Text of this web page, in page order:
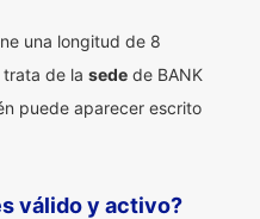
una longitud de 8
de la sede de BANK
puede aparecer escrito
válido y activo?